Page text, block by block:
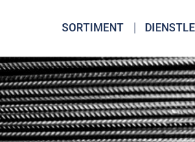
SORTIMENT